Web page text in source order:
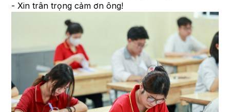
- Xin trân trọng cảm ơn ông!